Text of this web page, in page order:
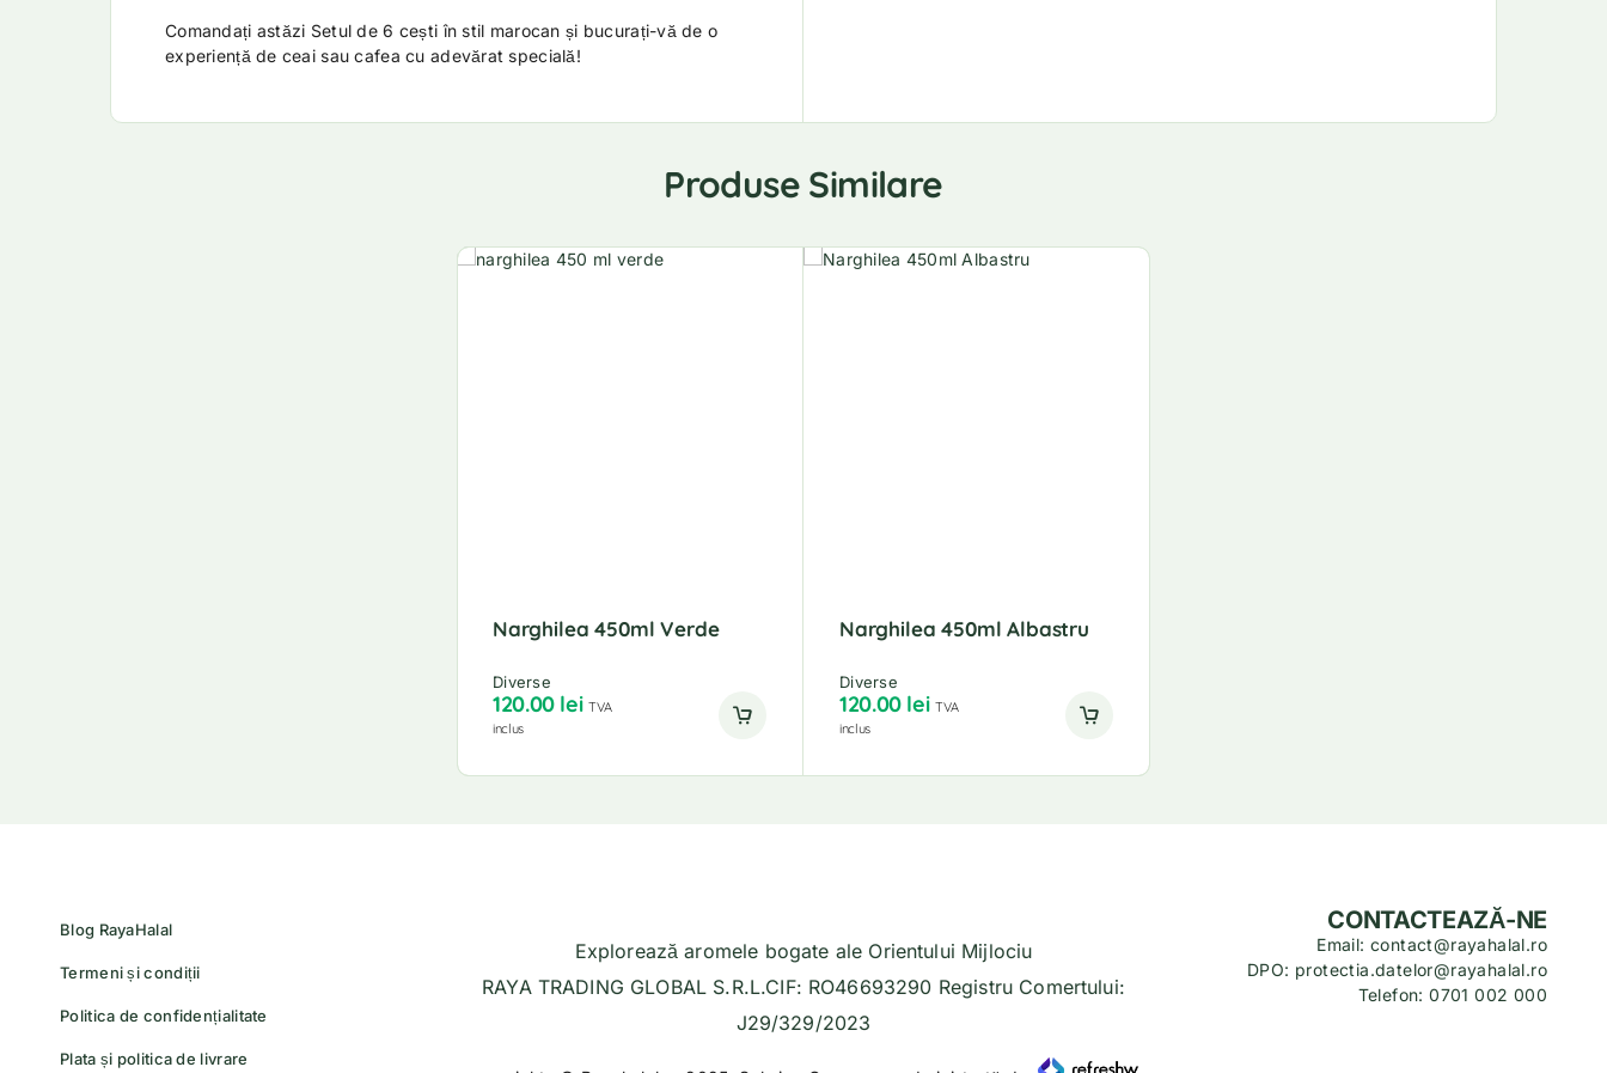
Comandați astăzi Setul de 6 cești în stil marocan și bucurați-vă de o
experiență de ceai sau cafea cu adevărat specială!
Produse Similare
Narghilea 450ml Verde
Diverse
120.00 lei TVA
inclus
Narghilea 450ml Albastru
Diverse
120.00 lei TVA
inclus
Blog RayaHalal
Termeni și condiții
Politica de confidențialitate
Plata și politica de livrare
Explorează aromele bogate ale Orientului Mijlociu
RAYA TRADING GLOBAL S.R.L.CIF: RO46693290 Registru Comertului:
J29/329/2023
CONTACTEAZĂ-NE
Email: contact@rayahalal.ro
DPO: protectia.datelor@rayahalal.ro
Telefon: 0701 002 000